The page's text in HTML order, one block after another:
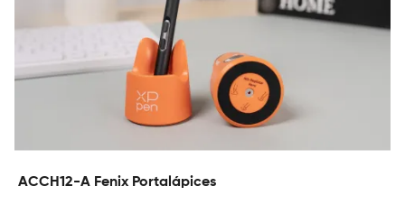
ACCH12-A Fenix Portalápices